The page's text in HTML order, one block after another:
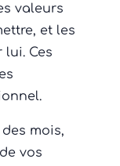
valeurs
et les
Ces
mois,
vos